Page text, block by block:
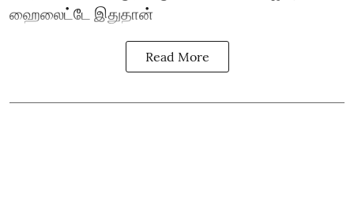
ஹைலைட்டே இதுதான்
Read More